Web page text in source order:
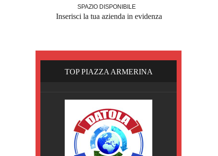
SPAZIO DISPONIBILE
Inserisci la tua azienda in evidenza
TOP PIAZZA ARMERINA